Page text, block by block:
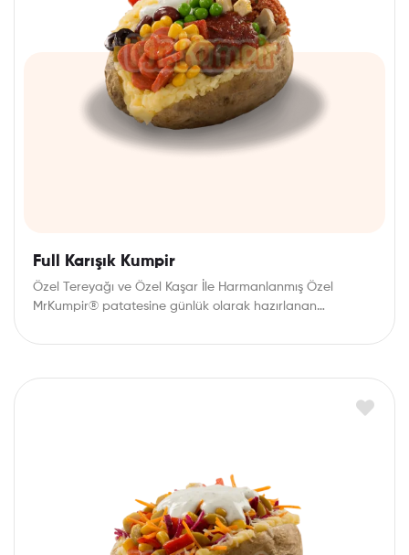
Full Karışık Kumpir
Özel Tereyağı ve Özel Kaşar İle Harmanlanmış Özel
MrKumpir® patatesine günlük olarak hazırlanan